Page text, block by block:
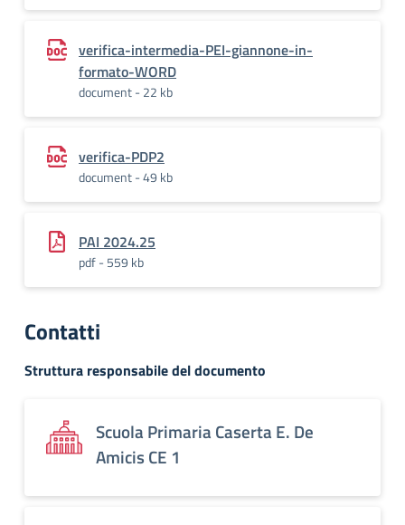
verifica-intermedia-PEI-giannone-in-
formato-WORD
document - 22 kb
verifica-PDP2
document - 49 kb
PAI 2024.25
pdf - 559 kb
Contatti
Struttura responsabile del documento
Scuola Primaria Caserta E. De
Amicis CE 1